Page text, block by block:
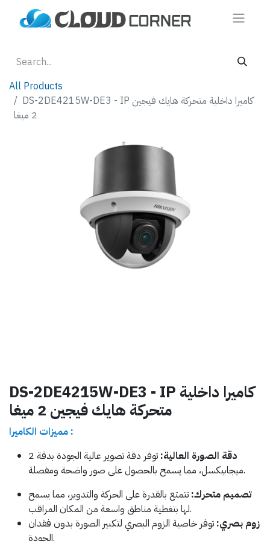
All Products
DS-2DE4215W-DE3 - IP كاميرا داخلية متحركة هايك فيجين
2 ميغا
DS-2DE4215W-DE3 - IP كاميرا داخلية
متحركة هايك فيجين 2 ميغا
مميزات الكاميرا :
دقة الصورة العالية:
توفر دقة تصوير عالية الجودة بدقة 2
ميجابيكسل، مما يسمح بالحصول على صور واضحة ومفصلة.
تصميم متحرك: تتمتع بالقدرة على الحركة والتدوير، مما يسمح
لها بتغطية مناطق واسعة من المكان المراقب.
زوم بصري: توفر خاصية الزوم البصري لتكبير الصورة بدون فقدان
الجودة.